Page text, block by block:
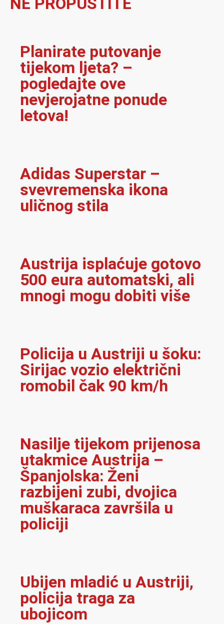
Planirate putovanje
tijekom ljeta? –
pogledajte ove
nevjerojatne ponude
letova!
Adidas Superstar –
svevremenska ikona
uličnog stila
Austrija isplaćuje gotovo
500 eura automatski, ali
mnogi mogu dobiti više
Policija u Austriji u šoku:
Sirijac vozio električni
romobil čak 90 km/h
Nasilje tijekom prijenosa
utakmice Austrija –
Španjolska: Ženi
razbijeni zubi, dvojica
muškaraca završila u
policiji
Ubijen mladić u Austriji,
policija traga za
ubojicom